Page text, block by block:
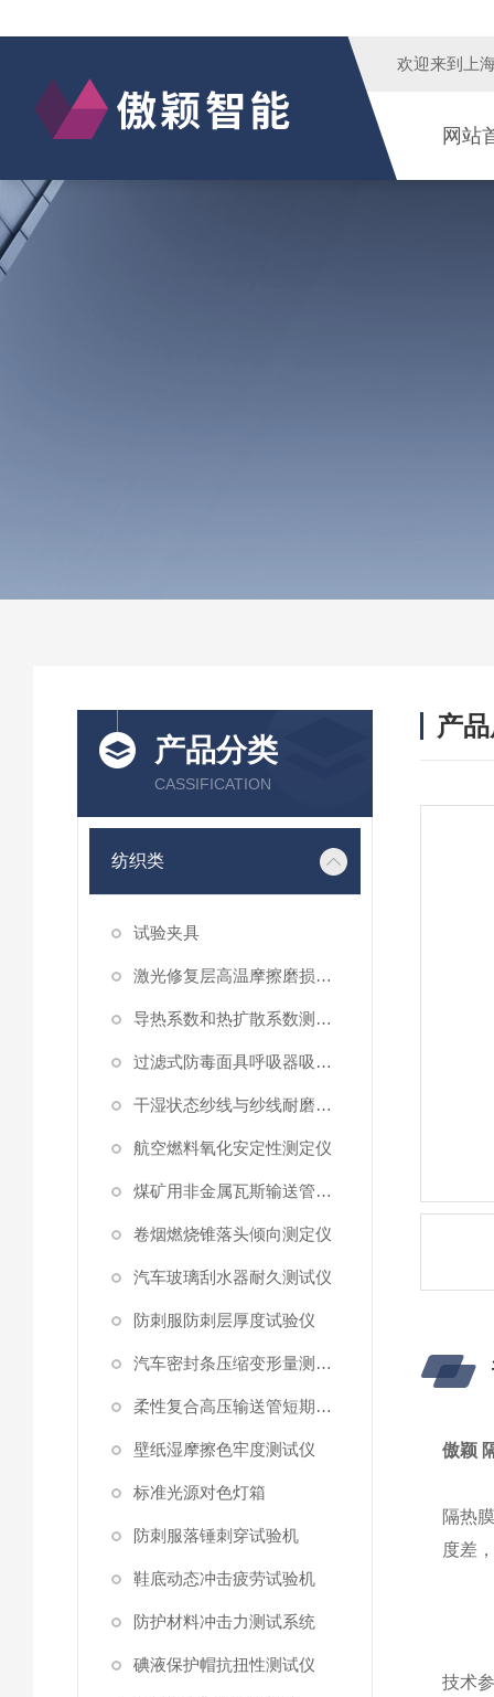
欢迎来到 上
网站
产品分类
CASSIFICATION
纺织类
试验夹具
激光修复层高温摩擦磨损性能试验仪
导热系数和热扩散系数测定仪
过滤式防毒面具呼吸器吸附系数测定仪
干湿状态纱线与纱线耐磨性试验仪
航空燃料氧化安定性测定仪
煤矿用非金属瓦斯输送管材耐正压力测试仪
卷烟燃烧锥落头倾向测定仪
汽车玻璃刮水器耐久测试仪
防刺服防刺层厚度试验仪
汽车密封条压缩变形量测试仪
柔性复合高压输送管短期静水压强度测试仪
壁纸湿摩擦色牢度测试仪
标准光源对色灯箱
防刺服落锤刺穿试验机
鞋底动态冲击疲劳试验机
防护材料冲击力测试系统
碘液保护帽抗扭性测试仪
产
傲颖
隔热
度差
技术